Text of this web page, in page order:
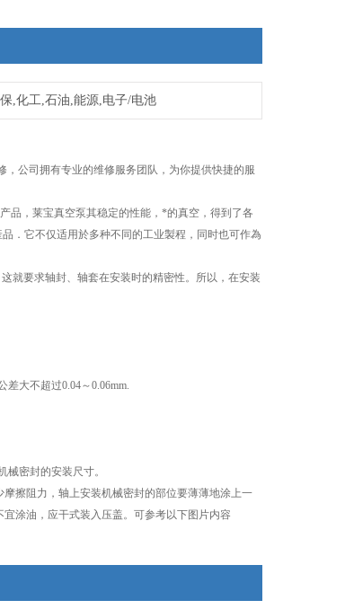
,化工,石油,能源,电子/电池
，公司拥有专业的维修服务团队，为你提供快捷的服
品，莱宝真空泵其稳定的性能，*的真空，得到了各
．它不仅适用於多种不同的工业製程，同时也可作為
这就要求轴封、轴套在安装时的精密性。所以，在安装
差大不超过0.04～0.06mm.
密封的安装尺寸。
擦阻力，轴上安装机械密封的部位要薄薄地涂上一
涂油，应干式装入压盖。可参考以下图片内容